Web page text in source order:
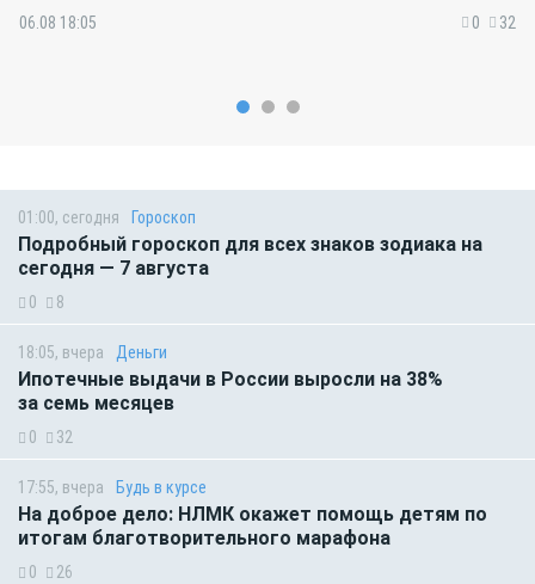
06.08 18:05 0 32
01:00, сегодня Гороскоп
Подробный гороскоп для всех знаков зодиака на
сегодня — 7 августа
0 8
18:05, вчера Деньги
Ипотечные выдачи в России выросли на 38%
за семь месяцев
0 32
17:55, вчера Будь в курсе
На доброе дело: НЛМК окажет помощь детям по
итогам благотворительного марафона
0 26